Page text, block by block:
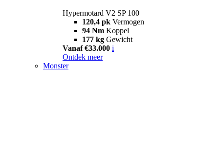
Hypermotard V2 SP 100
120,4 pk Vermogen
94 Nm Koppel
177 kg Gewicht
Vanaf €33.000 i
Ontdek meer
Monster